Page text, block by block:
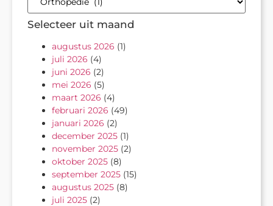
Selecteer uit maand
augustus 2026 (1)
juli 2026 (4)
juni 2026 (2)
mei 2026 (5)
maart 2026 (4)
februari 2026 (49)
januari 2026 (2)
december 2025 (1)
november 2025 (2)
oktober 2025 (8)
september 2025 (15)
augustus 2025 (8)
juli 2025 (2)